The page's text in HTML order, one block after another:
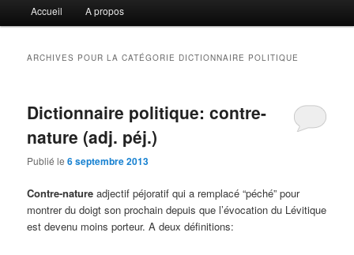
principal
Aller
principal
Aller
secondaire
Accueil A propos
ARCHIVES POUR LA CATÉGORIE DICTIONNAIRE POLITIQUE
Dictionnaire politique: contre-
nature (adj. péj.)
Publié le6 septembre 2013
Contre-nature adjectif péjoratif qui a remplacé “péché” pour
montrer du doigt son prochain depuis que l’évocation du Lévitique
est devenu moins porteur. A deux définitions: